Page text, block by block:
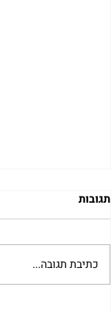
תגובות
כתיבת תגובה...